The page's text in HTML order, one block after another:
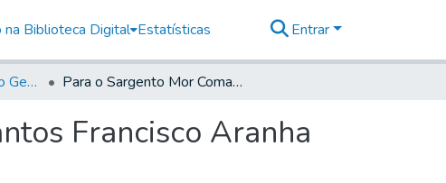
na Biblioteca Digital Estatísticas Entrar
Volume 82 - Ofícios do General Martim Lopes Lobo de Saldanha (Governador da Capitania): 1779- 1780 Para o Sargento Mor Comandante da Villa de Santos Francisco Aranha Barreto.
Francisco Aranha